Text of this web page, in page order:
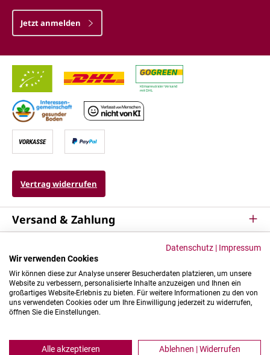
Jetzt anmelden
Vertrag widerrufen
Versand & Zahlung
Kontakt & Mehr
Datenschutz | Impressum
Wir verwenden Cookies
Wir können diese zur Analyse unserer Besucherdaten platzieren, um unsere
Website zu verbessern, personalisierte Inhalte anzuzeigen und Ihnen ein
großartiges Website-Erlebnis zu bieten. Für weitere Informationen zu den von
uns verwendeten Cookies oder um Ihre Einwilligung jederzeit zu widerrufen,
öffnen Sie die Einstellungen.
Alle akzeptieren Ablehnen | Widerrufen